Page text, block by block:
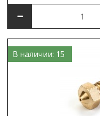
В наличии: 15